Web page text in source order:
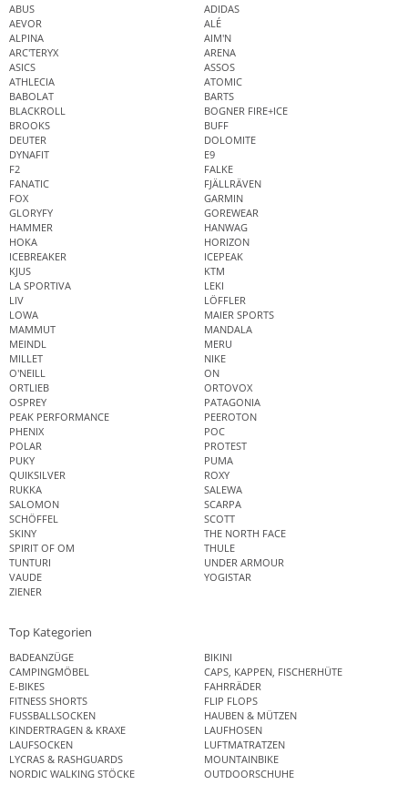
ABUS
ADIDAS
AEVOR
ALÉ
ALPINA
AIM'N
ARC'TERYX
ARENA
ASICS
ASSOS
ATHLECIA
ATOMIC
BABOLAT
BARTS
BLACKROLL
BOGNER FIRE+ICE
BROOKS
BUFF
DEUTER
DOLOMITE
DYNAFIT
E9
F2
FALKE
FANATIC
FJÄLLRÄVEN
FOX
GARMIN
GLORYFY
GOREWEAR
HAMMER
HANWAG
HOKA
HORIZON
ICEBREAKER
ICEPEAK
KJUS
KTM
LA SPORTIVA
LEKI
LIV
LÖFFLER
LOWA
MAIER SPORTS
MAMMUT
MANDALA
MEINDL
MERU
MILLET
NIKE
O'NEILL
ON
ORTLIEB
ORTOVOX
OSPREY
PATAGONIA
PEAK PERFORMANCE
PEEROTON
PHENIX
POC
POLAR
PROTEST
PUKY
PUMA
QUIKSILVER
ROXY
RUKKA
SALEWA
SALOMON
SCARPA
SCHÖFFEL
SCOTT
SKINY
THE NORTH FACE
SPIRIT OF OM
THULE
TUNTURI
UNDER ARMOUR
VAUDE
YOGISTAR
ZIENER
Top Kategorien
BADEANZÜGE
BIKINI
CAMPINGMÖBEL
CAPS, KAPPEN, FISCHERHÜTE
E-BIKES
FAHRRÄDER
FITNESS SHORTS
FLIP FLOPS
FUSSBALLSOCKEN
HAUBEN & MÜTZEN
KINDERTRAGEN & KRAXE
LAUFHOSEN
LAUFSOCKEN
LUFTMATRATZEN
LYCRAS & RASHGUARDS
MOUNTAINBIKE
NORDIC WALKING STÖCKE
OUTDOORSCHUHE